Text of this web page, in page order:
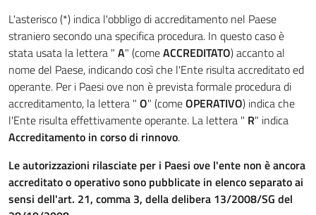
L'asterisco (*) indica l'obbligo di accreditamento nel Paese
straniero secondo una specifica procedura. In questo caso è
stata usata la lettera " A" (comeACCREDITATO) accanto al
nome del Paese, indicando così che l'Ente risulta accreditato ed
operante. Per i Paesi ove non è prevista formale procedura di
accreditamento, la lettera " O" (comeOPERATIVO) indica che
l'Ente risulta effettivamente operante. La lettera " R" indica
Accreditamento in corso di rinnovo.
Le autorizzazioni rilasciate per i Paesi ove l'ente non è ancora
accreditato o operativo sono pubblicate in elenco separato ai
sensi dell'art. 21, comma 3, della delibera 13/2008/SG del